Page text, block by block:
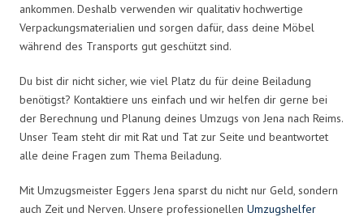
ankommen. Deshalb verwenden wir qualitativ hochwertige
Verpackungsmaterialien und sorgen dafür, dass deine Möbel
während des Transports gut geschützt sind.
Du bist dir nicht sicher, wie viel Platz du für deine Beiladung
benötigst? Kontaktiere uns einfach und wir helfen dir gerne bei
der Berechnung und Planung deines Umzugs von Jena nach Reims.
Unser Team steht dir mit Rat und Tat zur Seite und beantwortet
alle deine Fragen zum Thema Beiladung.
Mit Umzugsmeister Eggers Jena sparst du nicht nur Geld, sondern
auch Zeit und Nerven. Unsere professionellen Umzugshelfer